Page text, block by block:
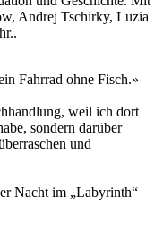
Andrej Tschirky, Luzia
Fahrrad ohne Fisch.»
weil ich dort
sondern darüber
und
Nacht im „Labyrinth“